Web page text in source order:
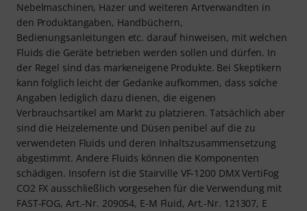
Nebelmaschinen, Hazer und weiteren Artverwandten in
den Produktangaben, Handbüchern,
Bedienungsanleitungen etc. darauf hinweisen, mit welchen
Fluids die Geräte betrieben werden sollen und dürfen. In
der Regel sind das markeneigene Produkte. Bei Skeptikern
kann folglich leicht der Gedanke aufkommen, dass solche
Angaben lediglich dazu dienen, die eigenen
Verbrauchsartikel am Markt zu platzieren. Tatsächlich aber
sind die Heizelemente und Düsen penibel auf die zu
verwendeten Fluids und deren Inhaltszusammensetzung
abgestimmt. Andere Fluids können die Komponenten
schädigen. Insofern ist die Stairville VF-1200 DMX VertiFog
CO2 FX ausschließlich vorgesehen für die Verwendung mit
FAST-FOG, Art.-Nr. 209054, E-M Fluid, Art.-Nr. 121307, E